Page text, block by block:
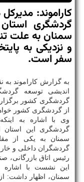
كاراموند:
گردشگری
سمنان به علت
و نزدیكی به
سفر است.
به گزارش كاراموند
اندیشی توسعه
گردشگری كشور برگزار
از گردشگری كشور
سمنان به یكی از
گردشگران داخلی و
رئیس اتاق بازرگانی،
این نشست با اشاره
سمنان، اظهار داشت: